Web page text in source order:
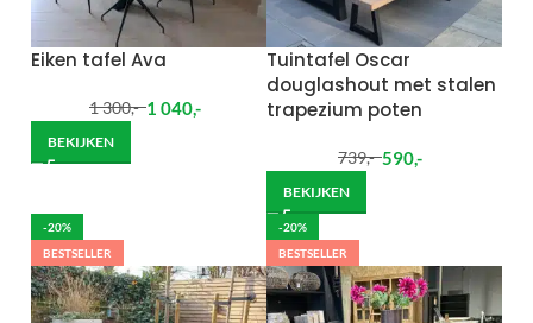
Eiken tafel Ava
1 300,- 1 040,-
BEKIJKEN
Tuintafel Oscar
douglashout met stalen
trapezium poten
739,- 590,-
BEKIJKEN
-20%
BESTSELLER
-20%
BESTSELLER